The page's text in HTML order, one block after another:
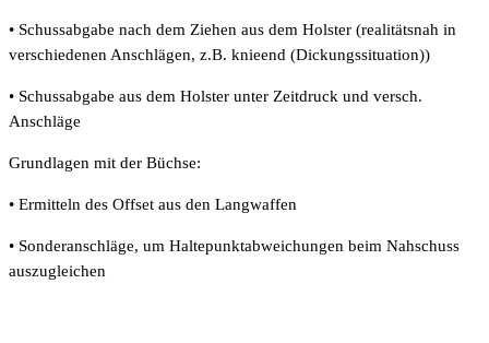
• Schussabgabe nach dem Ziehen aus dem Holster (realitätsnah in
verschiedenen Anschlägen, z.B. knieend (Dickungssituation))
• Schussabgabe aus dem Holster unter Zeitdruck und versch.
Anschläge
Grundlagen mit der Büchse:
• Ermitteln des Offset aus den Langwaffen
• Sonderanschläge, um Haltepunktabweichungen beim Nahschuss
auszugleichen